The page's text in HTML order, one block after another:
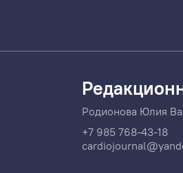
Родионова Юлия
+7 985 768-43-18